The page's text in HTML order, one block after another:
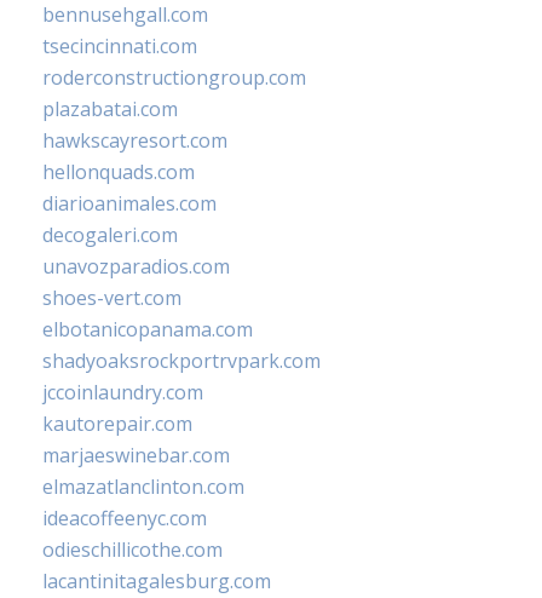
bennusehgall.com
tsecincinnati.com
roderconstructiongroup.com
plazabatai.com
hawkscayresort.com
hellonquads.com
diarioanimales.com
decogaleri.com
unavozparadios.com
shoes-vert.com
elbotanicopanama.com
shadyoaksrockportrvpark.com
jccoinlaundry.com
kautorepair.com
marjaeswinebar.com
elmazatlanclinton.com
ideacoffeenyc.com
odieschillicothe.com
lacantinitagalesburg.com